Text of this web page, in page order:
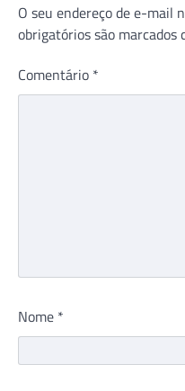
O seu endereço de e-mail
obrigatórios são marcados
Comentário *
Nome *